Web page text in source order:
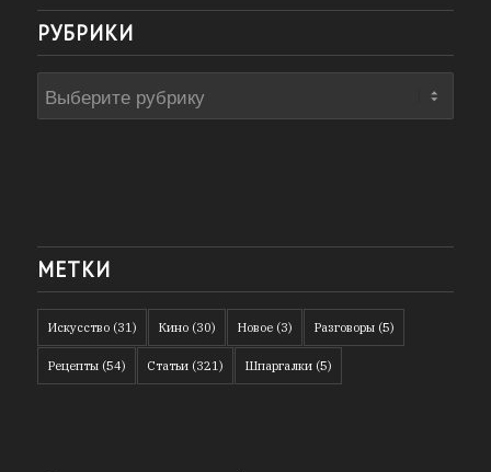
РУБРИКИ
Рубрики
МЕТКИ
Искусство(31) Кино(30) Новое(3) Разговоры(5)
Рецепты(54) Статьи(321) Шпаргалки(5)